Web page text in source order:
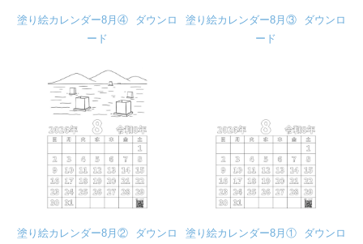
塗り絵カレンダー8月④
ダウンロ
ード
塗り絵カレンダー8月③
ダウンロ
ード
塗り絵カレンダー8月②
ダウンロ
塗り絵カレンダー8月①
ダウンロ